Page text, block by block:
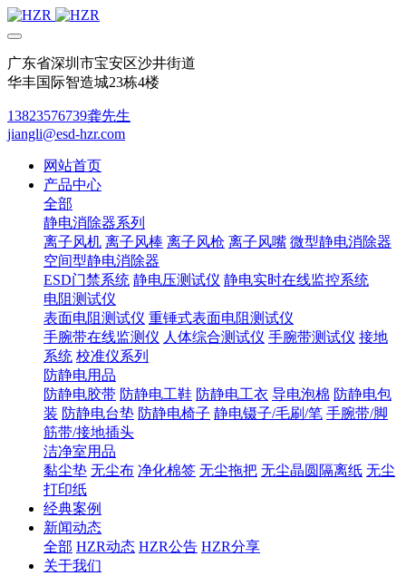
广东省深圳市宝安区沙井街道
华丰国际智造城23栋4楼
13823576739龚先生
jiangli@esd-hzr.com
网站首页
产品中心
全部
静电消除器系列
离子风机 离子风棒 离子风枪 离子风嘴 微型静电消除器
空间型静电消除器
ESD门禁系统 静电压测试仪 静电实时在线监控系统
电阻测试仪
表面电阻测试仪 重锤式表面电阻测试仪
手腕带在线监测仪 人体综合测试仪 手腕带测试仪 接地
系统 校准仪系列
防静电用品
防静电胶带 防静电工鞋 防静电工衣 导电泡棉 防静电包
装 防静电台垫 防静电椅子 静电镊子/毛刷/笔 手腕带/脚
筋带/接地插头
洁净室用品
黏尘垫 无尘布 净化棉签 无尘拖把 无尘晶圆隔离纸 无尘
打印纸
经典案例
新闻动态
全部 HZR动态 HZR公告 HZR分享
关于我们